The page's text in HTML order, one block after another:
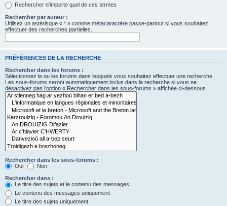
Rechercher n’importe quel de ces termes
Rechercher par auteur :
Utilisez un astérisque « * » comme métacaractère passe-partout si vous souhaitez
effectuer des recherches partielles.
PRÉFÉRENCES DE LA RECHERCHE
Rechercher dans les forums :
Sélectionnez le ou les forums dans lesquels vous souhaitez effectuer une recherche.
Les sous-forums seront automatiquement inclus dans la recherche si vous ne
désactivez pas l’option « Rechercher dans les sous-forums » affichée ci-dessous.
Rechercher dans les sous-forums :
Oui
Non
Rechercher dans :
Le titre des sujets et le contenu des messages
Le contenu des messages uniquement
Le titre des sujets uniquement